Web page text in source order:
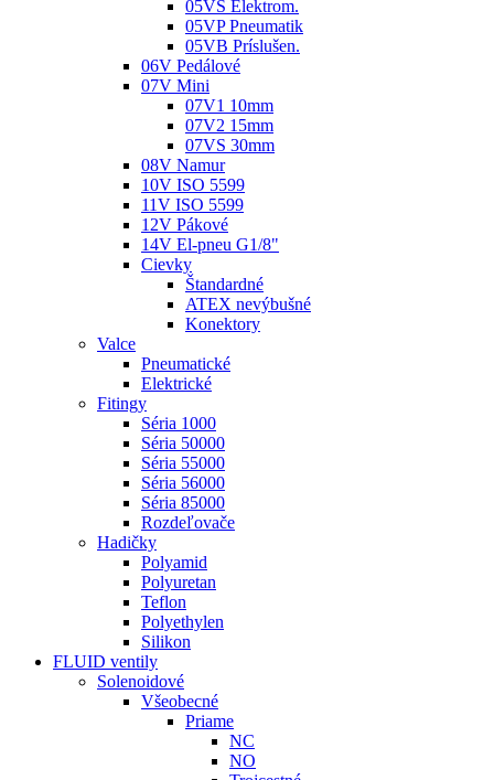
05VS Elektrom.
05VP Pneumatik
05VB Príslušen.
06V Pedálové
07V Mini
07V1 10mm
07V2 15mm
07VS 30mm
08V Namur
10V ISO 5599
11V ISO 5599
12V Pákové
14V El-pneu G1/8"
Cievky
Štandardné
ATEX nevýbušné
Konektory
Valce
Pneumatické
Elektrické
Fitingy
Séria 1000
Séria 50000
Séria 55000
Séria 56000
Séria 85000
Rozdeľovače
Hadičky
Polyamid
Polyuretan
Teflon
Polyethylen
Silikon
FLUID ventily
Solenoidové
Všeobecné
Priame
NC
NO